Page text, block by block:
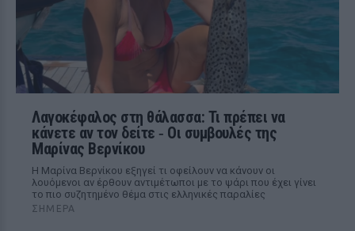
Λαγοκέφαλος στη θάλασσα: Τι πρέπει να
κάνετε αν τον δείτε ‑ Οι συμβουλές της
Μαρίνας Βερνίκου
Η Μαρίνα Βερνίκου εξηγεί τι οφείλουν να κάνουν οι
λουόμενοι αν έρθουν αντιμέτωποι με το ψάρι που έχει γίνει
το πιο συζητημένο θέμα στις ελληνικές παραλίες
ΣΉΜΕΡΑ